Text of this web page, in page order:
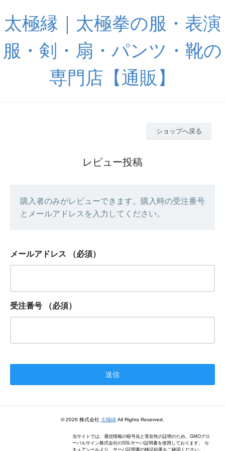
太極縁｜太極拳の服・表演
服・剣・扇・パンツ・靴の
専門店【通販】
ショップへ戻る
レビュー投稿
購入者のみがレビューできます。購入時の受注番号
とメールアドレスを入力してください。
メールアドレス （必須）
受注番号 （必須）
© 2026 株式会社 太極縁 All Rights Reserved.
当サイトでは、通信情報の暗号化と実在性の証明のため、GMOグロ
ーバルサイン株式会社のSSLサーバ証明書を使用しております。 セ
キュアシールより、サーバ証明書の検証結果をご確認ください。